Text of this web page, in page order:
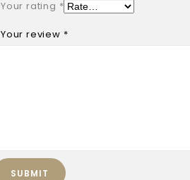
Your rating *
Your review *